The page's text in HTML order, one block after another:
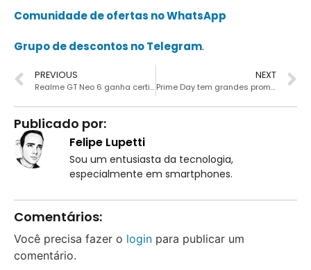
Comunidade de ofertas no WhatsApp
Grupo de descontos no Telegram.
PREVIOUS
Realme GT Neo 6 ganha certificação indicando lançamento próximo
NEXT
Prime Day tem grandes promoções da Huawei na Amazon Brasil
Publicado por:
Felipe Lupetti
Sou um entusiasta da tecnologia,
especialmente em smartphones.
Comentários:
Você precisa fazer o login para publicar um
comentário.